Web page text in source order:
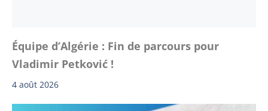
Équipe d’Algérie : Fin de parcours pour
Vladimir Petković !
4 août 2026